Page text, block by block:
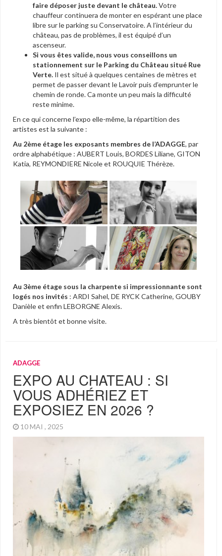
faire déposer juste devant le château.Votre
chauffeur continuera de monter en espérant une place
libre sur le parking su Conservatoire. A l’intérieur du
château, pas de problèmes, il est équipé d’un
ascenseur.
Si vous êtes valide, nous vous conseillons un
stationnement sur le Parking du Château situé Rue
Verte. Il est situé à quelques centaines de mètres et
permet de passer devant le Lavoir puis d’emprunter le
chemin de ronde. Ca monte un peu mais la difficulté
reste minime.
En ce qui concerne l’expo elle-même, la répartition des
artistes est la suivante :
Au 2ème étage les exposants membres de l’ADAGGE, par
ordre alphabétique : AUBERT Louis, BORDES Liliane, GITON
Katia, REYMONDIERE Nicole et ROUQUIE Thérèze.
Au 3ème étage sous la charpente si impressionnante sont
logés nos invités : ARDI Sahel, DE RYCK Catherine, GOUBY
Danièle et enfin LEBORGNE Alexis.
A très bientôt et bonne visite.
ADAGGE
EXPO AU CHATEAU : SI
VOUS ADHÉRIEZ ET
EXPOSIEZ EN 2026 ?
10 MAI , 2025